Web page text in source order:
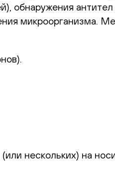
обнаружения
микроорганизма.
нескольких) на